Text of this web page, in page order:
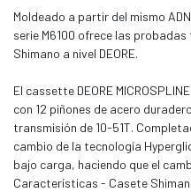
Moldeado a partir del mismo ADN
serie M6100 ofrece las
Shimano a nivel DEORE.
El cassette DEORE
con 12 piñones de acero
transmisión de 10-51T.
cambio de la tecnología
bajo carga, haciendo que el
Características - Casete